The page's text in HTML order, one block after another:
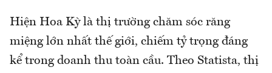
Hiện Hoa Kỳ là thị trường chăm sóc răng
miệng lớn nhất thế giới, chiếm tỷ trọng đáng
kể trong doanh thu toàn cầu. Theo Statista, thị